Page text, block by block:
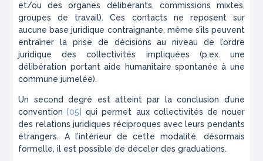
et/ou des organes délibérants, commissions mixtes,
groupes de travail). Ces contacts ne reposent sur
aucune base juridique contraignante, même s’ils peuvent
entraîner la prise de décisions au niveau de l’ordre
juridique des collectivités impliquées (p.ex. une
délibération portant aide humanitaire spontanée à une
commune jumelée).
Un second degré est atteint par la conclusion d’une
convention [05] qui permet aux collectivités de nouer
des relations juridiques réciproques avec leurs pendants
étrangers. A l’intérieur de cette modalité, désormais
formelle, il est possible de déceler des graduations.